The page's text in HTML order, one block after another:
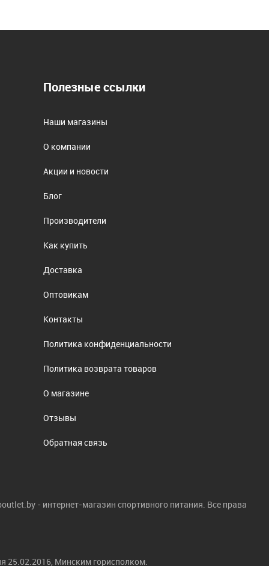
Полезные ссылки
Наши магазины
О компании
Акции и новости
Блог
Производители
Как купить
Доставка
Оптовикам
Контакты
Политика конфиденциальности
Политика возврата товаров
О магазине
Отзывы
Обратная связь
- интернет-магазин спортивного питания. Все права
25.02.2016, Минским горисполком.